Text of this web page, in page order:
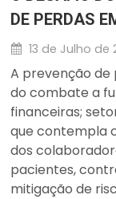
DE PERDAS
13 de Julho de
A prevenção
do combate a
financeiras;
que contempla
dos
pacientes,
mitigação de